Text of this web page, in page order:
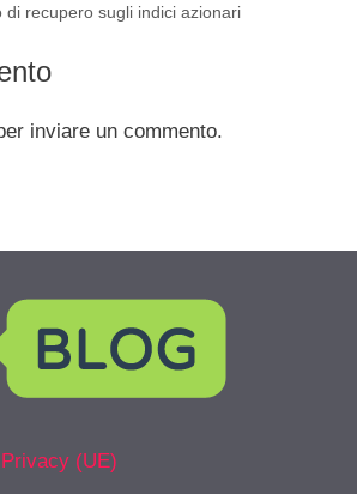
di recupero sugli indici azionari
inviare un commento.
(UE)